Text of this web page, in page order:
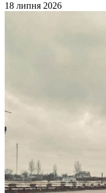
18 липня 2026